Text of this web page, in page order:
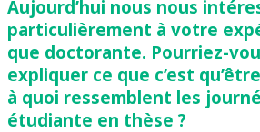
Aujourd’hui nous nous
particulièrement à votre
que doctorante. Pourriez-
expliquer ce que c’est
à quoi ressemblent les
étudiante en thèse ?